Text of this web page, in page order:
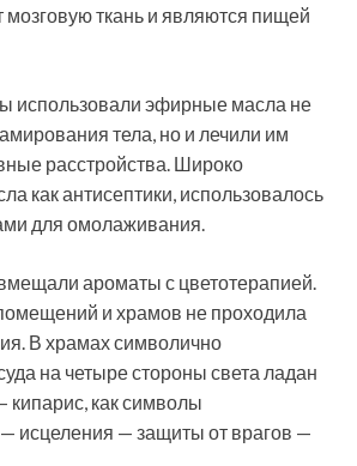
мозговую ткань и являются пищей
использовали эфирные масла не
тела, но и лечили им
расстройства. Широко
как антисептики, использовалось
для омолаживания.
ароматы с цветотерапией.
и храмов не проходила
В храмах символично
на четыре стороны света ладан
как символы
исцеления — защиты от врагов —